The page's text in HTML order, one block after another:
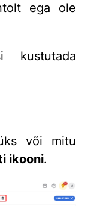
ega ole
kustutada
või mitu
ikooni.